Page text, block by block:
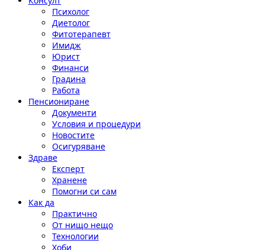
Психолог
Диетолог
Фитотерапевт
Имидж
Юрист
Финанси
Градина
Работа
Пенсиониране
Документи
Условия и процедури
Новостите
Осигуряване
Здраве
Експерт
Хранене
Помогни си сам
Как да
Практично
От нищо нещо
Технологии
Хоби